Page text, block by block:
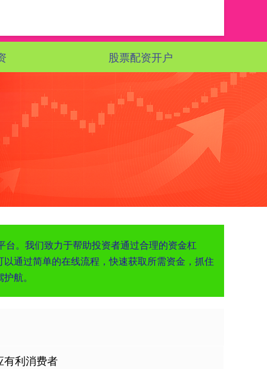
股票配资开户
。我们致力于帮助投资者通过合理的资金杠
通过简单的在线流程，快速获取所需资金，抓住
航。
有利消费者